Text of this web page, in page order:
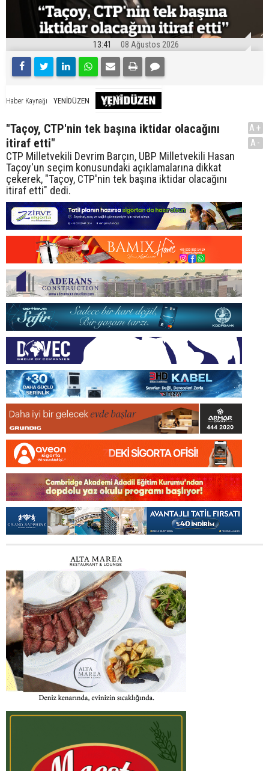
13:41 08 Ağustos 2026
Haber Kaynağı YENİDÜZEN
"Taçoy, CTP'nin tek başına iktidar olacağını
itiraf etti"
CTP Milletvekili Devrim Barçın, UBP Milletvekili Hasan
Taçoy'un seçim konusundaki açıklamalarına dikkat
çekerek, "Taçoy, CTP'nin tek başına iktidar olacağını
itiraf etti" dedi.
A+
A-